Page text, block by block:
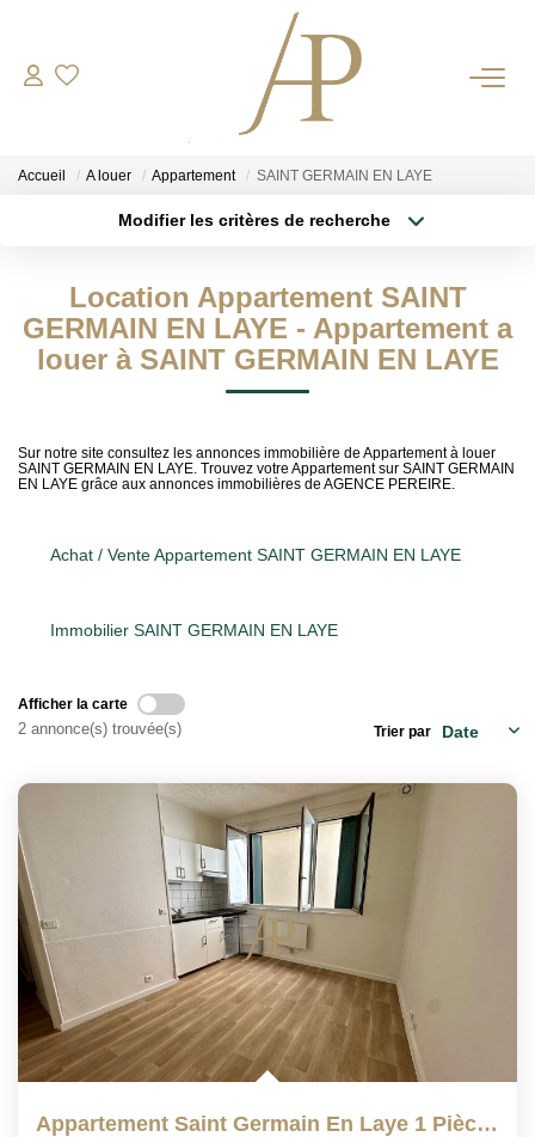
RECRUTEMENT
ESTIMER
Votre Bien
NOS BIENS VENDUS
CONTACT
EN
Accueil A louer Appartement SAINT GERMAIN EN LAYE
Modifier les critères de recherche
Sélectionnez...
Type de bien
Surface min
Location Appartement SAINT
GERMAIN EN LAYE - Appartement a
louer à SAINT GERMAIN EN LAYE
Sur notre site consultez les annonces immobilière de Appartement à louer
SAINT GERMAIN EN LAYE. Trouvez votre Appartement sur SAINT GERMAIN
EN LAYE grâce aux annonces immobilières de AGENCE PEREIRE.
Achat / Vente Appartement SAINT GERMAIN EN LAYE
Immobilier SAINT GERMAIN EN LAYE
Afficher la carte
2 annonce(s) trouvée(s) Trier par
Appartement Saint Germain En Laye 1 Pièce(s) 22m2